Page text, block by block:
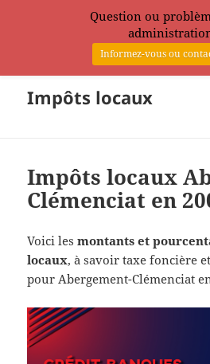
Impôts locaux
Impôts locaux
Clémenciat en
Voici lesmontants et
locaux, à savoir taxe foncière
pour Abergement-Clémenciat
Question ou
Informez-vous ou